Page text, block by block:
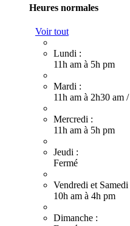
Heures normales
Voir tout
Lundi :
11h am à 5h pm
Mardi :
11h am à 2h30 am /
Mercredi :
11h am à 5h pm
Jeudi :
Fermé
Vendredi et Samedi
10h am à 4h pm
Dimanche :